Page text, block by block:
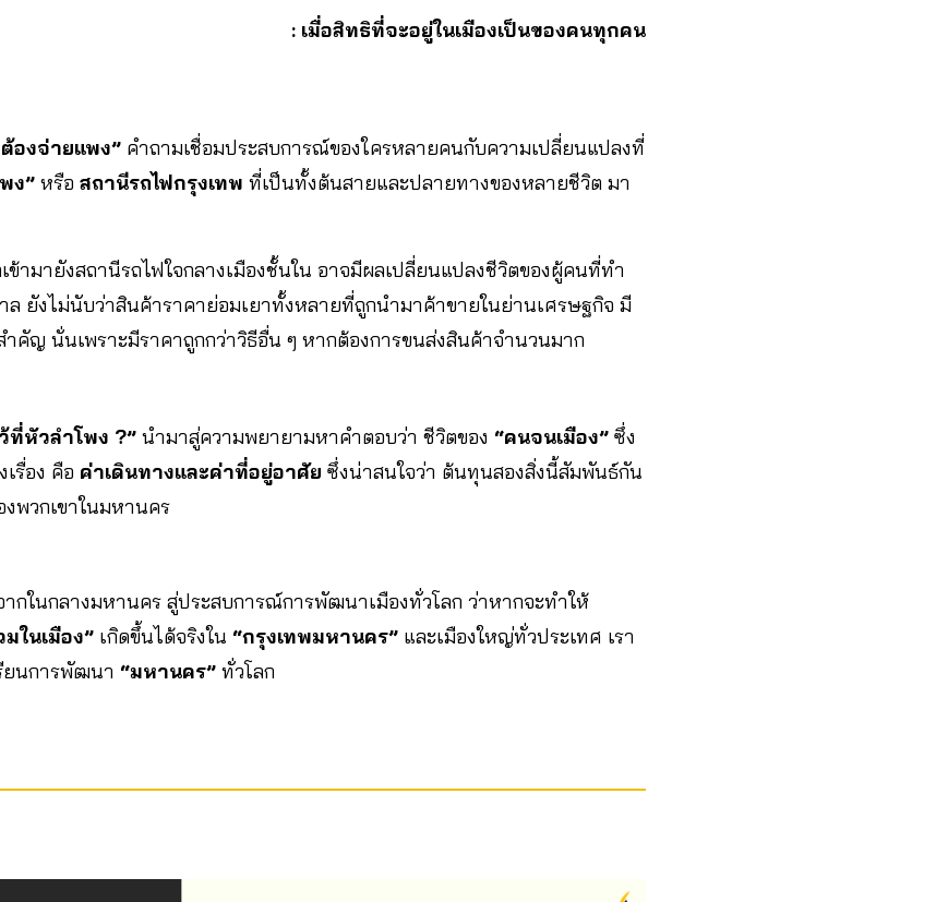
: เมื่อสิทธิที่จะอยู่ในเมืองเป็นของคนทุกคน
องจ่ายแพง” คำถามเชื่อมประสบการณ์ของใครหลายคนกับความเปลี่ยนแปลงที่
ง” หรือ สถานีรถไฟกรุงเทพ ที่เป็นทั้งต้นสายและปลายทางของหลายชีวิต มา
ข้ามายังสถานีรถไฟใจกลางเมืองชั้นใน อาจมีผลเปลี่ยนแปลงชีวิตของผู้คนที่ทำ
ล ยังไม่นับว่าสินค้าราคาย่อมเยาทั้งหลายที่ถูกนำมาค้าขายในย่านเศรษฐกิจ มี
คัญ นั่นเพราะมีราคาถูกกว่าวิธีอื่น ๆ หากต้องการขนส่งสินค้าจำนวนมาก
ที่หัวลำโพง ?” นำมาสู่ความพยายามหาคำตอบว่า ชีวิตของ “คนจนเมือง” ซึ่ง
รื่อง คือ ค่าเดินทางและค่าที่อยู่อาศัย ซึ่งน่าสนใจว่า ต้นทุนสองสิ่งนี้สัมพันธ์กัน
พวกเขาในมหานคร
กในกลางมหานคร สู่ประสบการณ์การพัฒนาเมืองทั่วโลก ว่าหากจะทำให้
ในเมือง” เกิดขึ้นได้จริงใน “กรุงเทพมหานคร” และเมืองใหญ่ทั่วประเทศ เรา
ยนการพัฒนา “มหานคร” ทั่วโลก